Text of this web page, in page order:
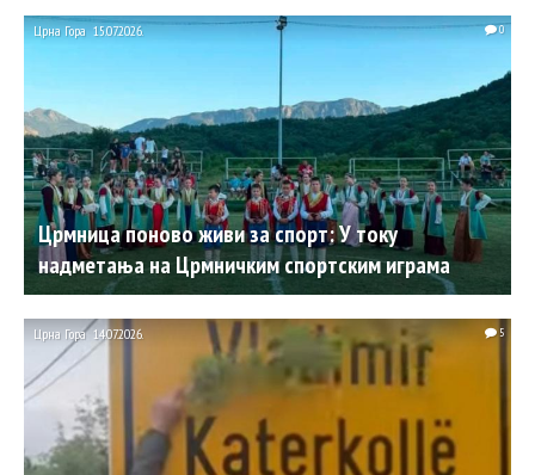
Црмница поново живи за спорт: У току
надметања на Црмничким спортским играма
Црна Гора 15.07.2026. 0
Црна Гора 14.07.2026. 5